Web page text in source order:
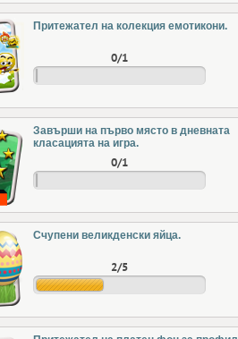
Притежател на колекция емотикони.
0/1
Завърши на първо място в дневната
класацията на игра.
0/1
Счупени великденски яйца.
2/5